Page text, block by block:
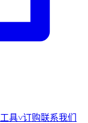
工具˅订购联系我们